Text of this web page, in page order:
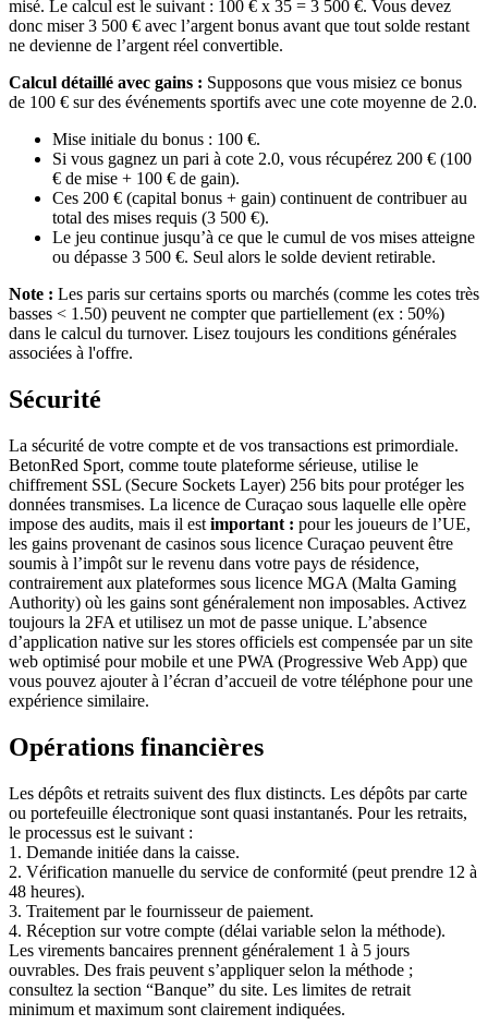
misé. Le calcul est le suivant : 100 € x 35 = 3 500 €. Vous devez
donc miser 3 500 € avec l’argent bonus avant que tout solde restant
ne devienne de l’argent réel convertible.
Calcul détaillé avec gains : Supposons que vous misiez ce bonus
de 100 € sur des événements sportifs avec une cote moyenne de 2.0.
Mise initiale du bonus : 100 €.
Si vous gagnez un pari à cote 2.0, vous récupérez 200 € (100
€ de mise + 100 € de gain).
Ces 200 € (capital bonus + gain) continuent de contribuer au
total des mises requis (3 500 €).
Le jeu continue jusqu’à ce que le cumul de vos mises atteigne
ou dépasse 3 500 €. Seul alors le solde devient retirable.
Note : Les paris sur certains sports ou marchés (comme les cotes très
basses < 1.50) peuvent ne compter que partiellement (ex : 50%)
dans le calcul du turnover. Lisez toujours les conditions générales
associées à l'offre.
Sécurité
La sécurité de votre compte et de vos transactions est primordiale.
BetonRed Sport, comme toute plateforme sérieuse, utilise le
chiffrement SSL (Secure Sockets Layer) 256 bits pour protéger les
données transmises. La licence de Curaçao sous laquelle elle opère
impose des audits, mais il est important : pour les joueurs de l’UE,
les gains provenant de casinos sous licence Curaçao peuvent être
soumis à l’impôt sur le revenu dans votre pays de résidence,
contrairement aux plateformes sous licence MGA (Malta Gaming
Authority) où les gains sont généralement non imposables. Activez
toujours la 2FA et utilisez un mot de passe unique. L’absence
d’application native sur les stores officiels est compensée par un site
web optimisé pour mobile et une PWA (Progressive Web App) que
vous pouvez ajouter à l’écran d’accueil de votre téléphone pour une
expérience similaire.
Opérations financières
Les dépôts et retraits suivent des flux distincts. Les dépôts par carte
ou portefeuille électronique sont quasi instantanés. Pour les retraits,
le processus est le suivant :
1. Demande initiée dans la caisse.
2. Vérification manuelle du service de conformité (peut prendre 12 à
48 heures).
3. Traitement par le fournisseur de paiement.
4. Réception sur votre compte (délai variable selon la méthode).
Les virements bancaires prennent généralement 1 à 5 jours
ouvrables. Des frais peuvent s’appliquer selon la méthode ;
consultez la section “Banque” du site. Les limites de retrait
minimum et maximum sont clairement indiquées.